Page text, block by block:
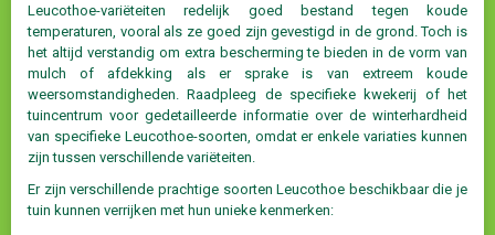
Leucothoe-variëteiten redelijk goed bestand tegen koude
temperaturen, vooral als ze goed zijn gevestigd in de grond. Toch is
het altijd verstandig om extra bescherming te bieden in de vorm van
mulch of afdekking als er sprake is van extreem koude
weersomstandigheden. Raadpleeg de specifieke kwekerij of het
tuincentrum voor gedetailleerde informatie over de winterhardheid
van specifieke Leucothoe-soorten, omdat er enkele variaties kunnen
zijn tussen verschillende variëteiten.
Er zijn verschillende prachtige soorten Leucothoe beschikbaar die je
tuin kunnen verrijken met hun unieke kenmerken: